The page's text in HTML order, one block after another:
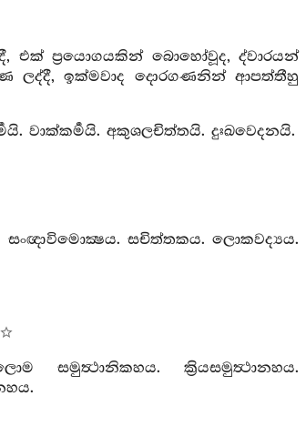
එක් ප්‍රයොගයකින් බොහෝවූද, ද්වාරයන්
ලද්දී, ඉක්මවාද දොරගණනින් ආපත්තීහු
වාක්කර්‍මයි. අකුශලචිත්තයි. දුඃඛවෙදනයි.
සංඥාවිමොක්‍ෂය. සචිත්තකය. ලොකවද්‍යය.
සමුත්‍ථානිකහය. ක්‍රියසමුත්‍ථානහය.